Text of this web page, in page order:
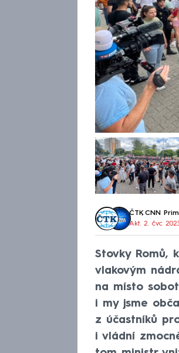
ČTK, CNN
Akt. 2. čvc
Stovky Romů,
vlakovým
na místo
i my jsme
z účastníků
i vládní